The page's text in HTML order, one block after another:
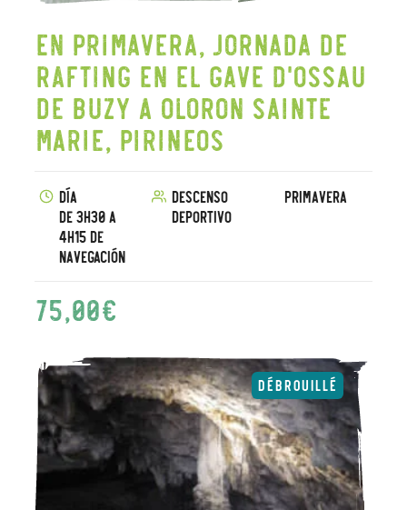
En primavera, jornada de
rafting en el Gave d'Ossau
de Buzy a Oloron Sainte
Marie, Pirineos
Día
De 3h30 a
4h15 de
navegación
Descenso
deportivo
Primavera
75,00€